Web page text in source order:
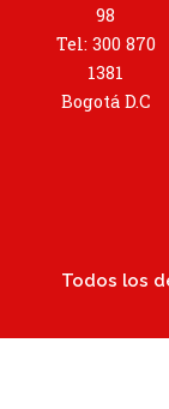
98
Tel: 300 870
1381
Bogotá D.C
Todos los